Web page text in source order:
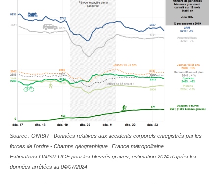
Source : ONISR - Données relatives aux accidents corporels enregistrés par les
forces de l'ordre - Champs géographique : France métropolitaine
Estimations ONISR-UGE pour les blessés graves, estimation 2024 d'après les
données arrêtées au 04/07/2024